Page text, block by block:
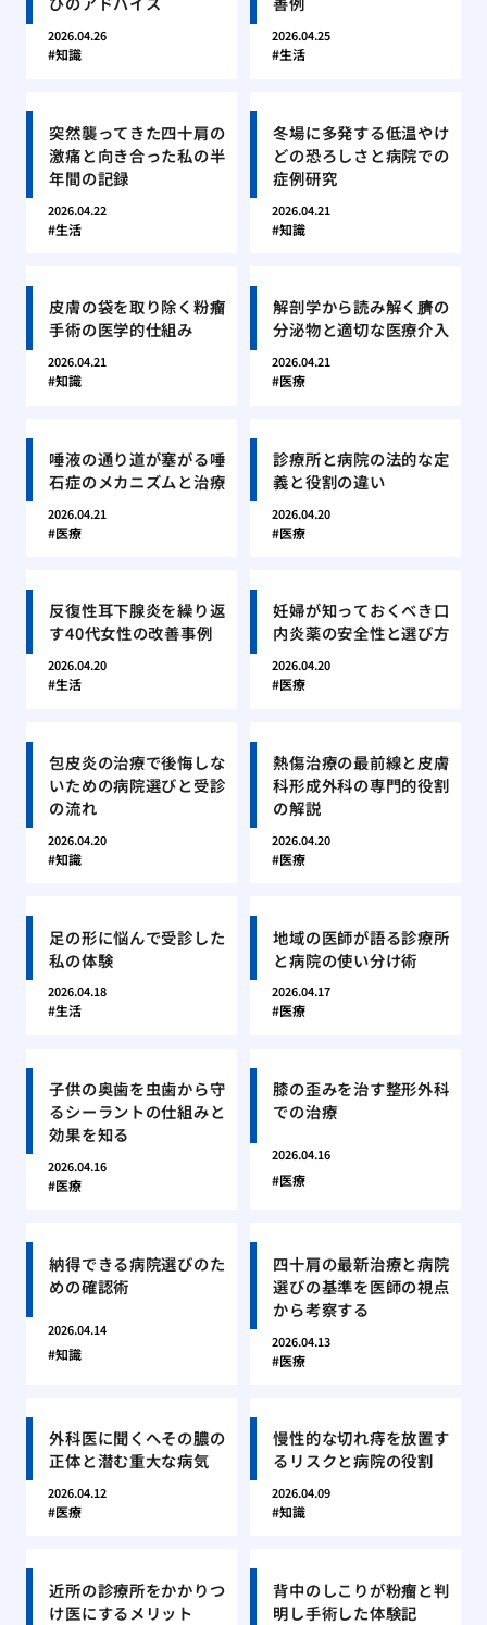
2026.04.26
知識
2026.04.25
生活
突然襲ってきた四十肩の
激痛と向き合った私の半
年間の記録
2026.04.22
生活
冬場に多発する低温やけ
どの恐ろしさと病院での
症例研究
2026.04.21
知識
皮膚の袋を取り除く粉瘤
手術の医学的仕組み
2026.04.21
知識
解剖学から読み解く臍の
分泌物と適切な医療介入
2026.04.21
医療
唾液の通り道が塞がる唾
石症のメカニズムと治療
2026.04.21
医療
診療所と病院の法的な定
義と役割の違い
2026.04.20
医療
反復性耳下腺炎を繰り返
す40代女性の改善事例
2026.04.20
生活
妊婦が知っておくべき口
内炎薬の安全性と選び方
2026.04.20
医療
包皮炎の治療で後悔しな
いための病院選びと受診
の流れ
2026.04.20
知識
熱傷治療の最前線と皮膚
科形成外科の専門的役割
の解説
2026.04.20
医療
足の形に悩んで受診した
私の体験
2026.04.18
生活
地域の医師が語る診療所
と病院の使い分け術
2026.04.17
医療
子供の奥歯を虫歯から守
るシーラントの仕組みと
効果を知る
2026.04.16
医療
膝の歪みを治す整形外科
での治療
2026.04.16
医療
納得できる病院選びのた
めの確認術
2026.04.14
知識
四十肩の最新治療と病院
選びの基準を医師の視点
から考察する
2026.04.13
医療
外科医に聞くへその膿の
正体と潜む重大な病気
2026.04.12
医療
慢性的な切れ痔を放置す
るリスクと病院の役割
2026.04.09
知識
近所の診療所をかかりつ
け医にするメリット
背中のしこりが粉瘤と判
明し手術した体験記